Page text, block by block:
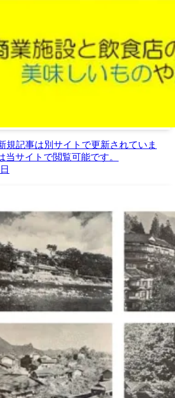
規記事は別サイトで更新されていま
当サイトで閲覧可能です。